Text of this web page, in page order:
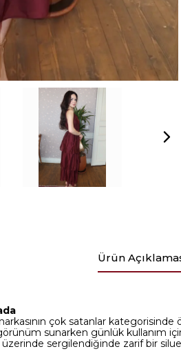
Ürün
çok satanlar
sunarken günlük kullanım
üzerinde sergilendiğinde zarif bir